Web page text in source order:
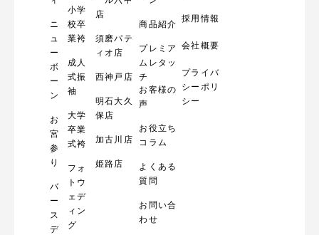
ニ
ュ
ー
ボ
ー
ン
お
宮
参
り
バ
ー
ス
デ
小学
校卒
業袴
成人
式振
袖
大学
卒業
式袴
フォ
トウ
ェデ
ィン
グ
店
須磨パテ
ィオ店
西神戸店
明石大久
保店
加古川店
姫路店
商品紹介
プレミア
ムレタッ
チ
お客様の
声
お役立ち
コラム
よくある
質問
お問い合
わせ
採用情報
会社概要
プライバ
シーポリ
シー